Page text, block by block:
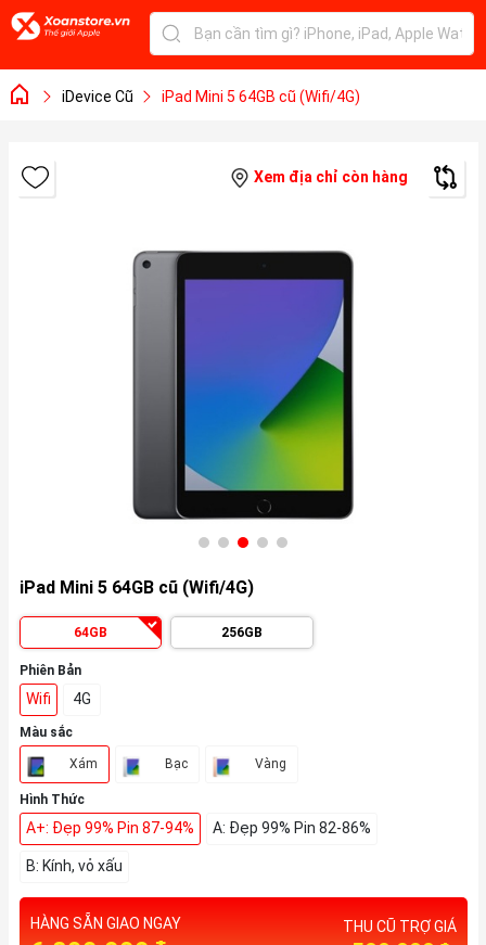
iDevice Cũ iPad Mini 5 64GB cũ (Wifi/4G)
Xem địa chỉ còn hàng
iPad Mini 5 64GB cũ (Wifi/4G)
64GB 256GB
Phiên Bản
Wifi 4G
Màu sắc
Xám Bạc Vàng
Hình Thức
A+: Đẹp 99% Pin 87-94% A: Đẹp 99% Pin 82-86%
B: Kính, vỏ xấu
HÀNG SẴN GIAO NGAY THU CŨ TRỢ GIÁ